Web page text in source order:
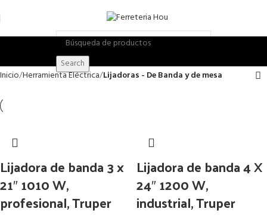
Search
Inicio Herramienta Eléctrica Lijadoras - De Banda y de mesa
Lijadora de banda 3 x
21″ 1010 W,
profesional, Truper
Lijadora de banda 4 X
24″ 1200 W,
industrial, Truper